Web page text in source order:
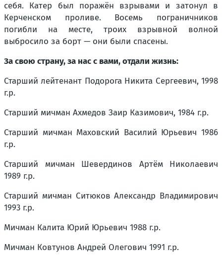
себя. Катер был поражён взрывами и затонул в
Керченском проливе. Восемь пограничников
погибли на месте, троих взрывной волной
выбросило за борт — они были спасены.
За свою страну, за нас с вами, отдали жизнь:
Старший лейтенант Подорога Никита Сергеевич, 1998
г.р.
Старший мичман Ахмедов Заир Казимович, 1984 г.р.
Старший мичман Маховский Василий Юрьевич 1986
г.р.
Старший мичман Шевердинов Артём Николаевич
1989 г.р.
Старший мичман Ситюков Александр Владимирович
1993 г.р.
Мичман Калита Юрий Юрьевич 1988 г.р.
Мичман Ковтунов Андрей Олегович 1991 г.р.